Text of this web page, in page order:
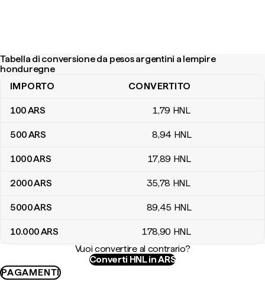
Tabella di conversione da pesos argentini a lempire
honduregne
Tabella di conversione da pesos argentini a lempire honduregne
IMPORTO CONVERTITO
100ARS 1,79 HNL
500ARS 8,94 HNL
1000ARS 17,89 HNL
2000ARS 35,78 HNL
5000ARS 89,45 HNL
10.000ARS 178,90 HNL
Vuoi convertire al contrario?
Converti HNL in ARS
PAGAMENTI